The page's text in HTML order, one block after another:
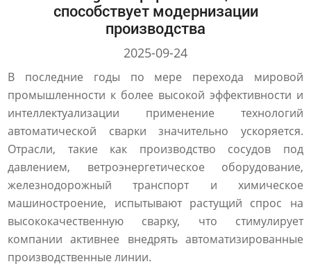
способствует модернизации
производства
2025-09-24
В последние годы по мере перехода мировой
промышленности к более высокой эффективности и
интеллектуализации применение технологий
автоматической сварки значительно ускоряется.
Отрасли, такие как производство сосудов под
давлением, ветроэнергетическое оборудование,
железнодорожный транспорт и химическое
машиностроение, испытывают растущий спрос на
высококачественную сварку, что стимулирует
компании активнее внедрять автоматизированные
производственные линии.